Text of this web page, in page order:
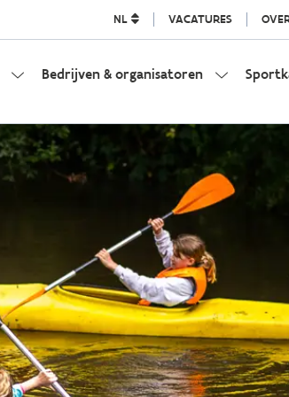
NL VACATURES
Bedrijven & organisatoren